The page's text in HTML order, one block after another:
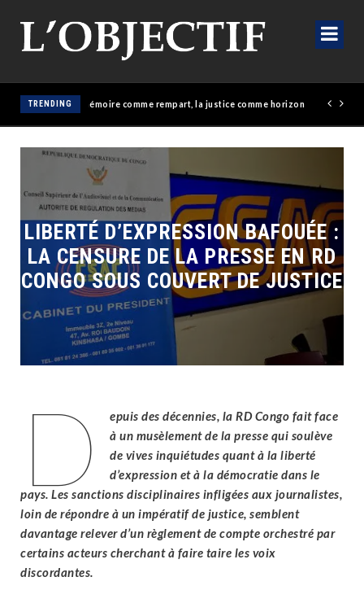
TRENDING
2026 : la mémoire comme rempart, la justice comme horizon
LIBERTÉ D’EXPRESSION BAFOUÉE :
LA CENSURE DE LA PRESSE EN RD
CONGO SOUS COUVERT DE JUSTICE
D
epuis des décennies, la RD Congo fait face
à un musèlement de la presse qui soulève
de vives inquiétudes quant à la liberté
d’expression et à la démocratie dans le
pays. Les sanctions disciplinaires infligées aux journalistes,
loin de répondre à un impératif de justice, semblent
davantage relever d’un règlement de compte orchestré par
certains acteurs cherchant à faire taire les voix
discordantes.